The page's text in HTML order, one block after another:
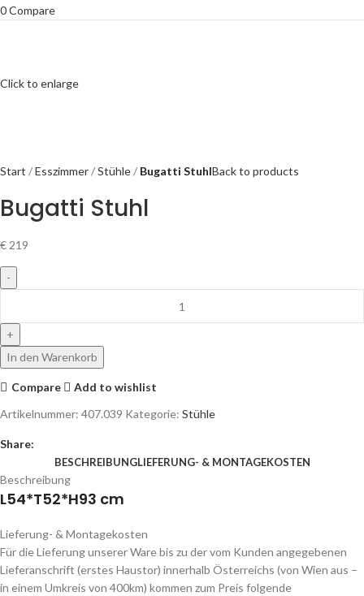
0Compare
Click to enlarge
Start Esszimmer Stühle Bugatti StuhlBack to products
Bugatti Stuhl
€219
In den Warenkorb
Compare
Add to wishlist
Artikelnummer: 407.039 Kategorie: Stühle
Share:
BESCHREIBUNGLIEFERUNG- & MONTAGEKOSTEN
Beschreibung
L54*T52*H93 cm
Lieferung- & Montagekosten
Für die Lieferung unserer Ware bis zu der vom Kunden angegebenen
Lieferanschrift (erstes Haustor) innerhalb Österreichs (von Wien aus –
in einem Umkreis von 400km) kommen zum Preis folgende